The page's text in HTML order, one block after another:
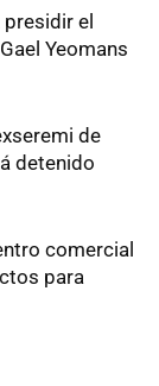
el
Yeomans
de
detenido
comercial
para